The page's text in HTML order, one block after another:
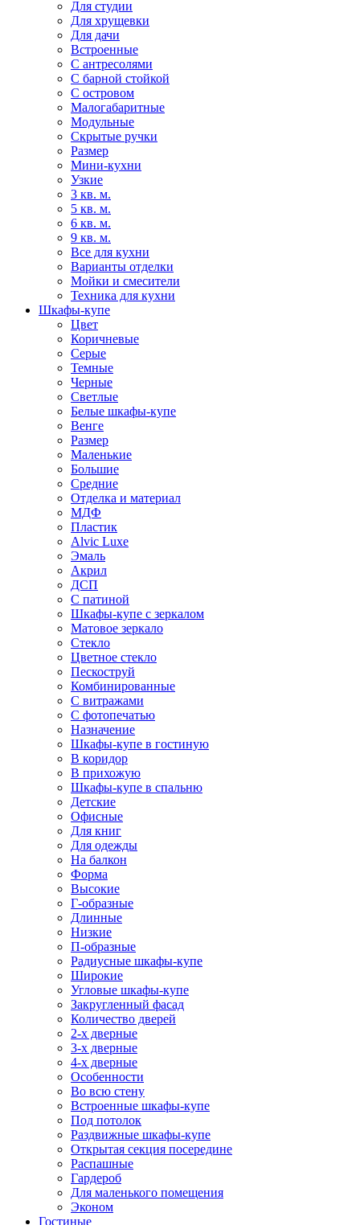
Для студии
Для хрущевки
Для дачи
Встроенные
С антресолями
С барной стойкой
С островом
Малогабаритные
Модульные
Скрытые ручки
Размер
Мини-кухни
Узкие
3 кв. м.
5 кв. м.
6 кв. м.
9 кв. м.
Все для кухни
Варианты отделки
Мойки и смесители
Техника для кухни
Шкафы-купе
Цвет
Коричневые
Серые
Темные
Черные
Светлые
Белые шкафы-купе
Венге
Размер
Маленькие
Большие
Средние
Отделка и материал
МДФ
Пластик
Alvic Luxe
Эмаль
Акрил
ДСП
С патиной
Шкафы-купе с зеркалом
Матовое зеркало
Стекло
Цветное стекло
Пескоструй
Комбинированные
С витражами
С фотопечатью
Назначение
Шкафы-купе в гостиную
В коридор
В прихожую
Шкафы-купе в спальню
Детские
Офисные
Для книг
Для одежды
На балкон
Форма
Высокие
Г-образные
Длинные
Низкие
П-образные
Радиусные шкафы-купе
Широкие
Угловые шкафы-купе
Закругленный фасад
Количество дверей
2-х дверные
3-х дверные
4-х дверные
Особенности
Во всю стену
Встроенные шкафы-купе
Под потолок
Раздвижные шкафы-купе
Открытая секция посередине
Распашные
Гардероб
Для маленького помещения
Эконом
Гостиные